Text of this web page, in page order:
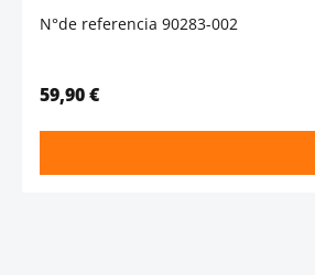
N°de referencia 90283-002
59,90 €